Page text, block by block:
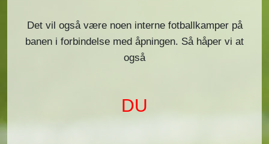
Det vil også være noen interne fotballkamper på
banen i forbindelse med åpningen. Så håper vi at
også
DU